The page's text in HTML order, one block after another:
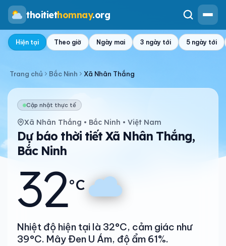
thoitiethomnay.org
Hiện tại Theo giờ Ngày mai 3 ngày tới 5 ngày tới
Trang chủ Bắc Ninh Xã Nhân Thắng
Cập nhật thực tế
Xã Nhân Thắng • Bắc Ninh • Việt Nam
Dự báo thời tiết Xã Nhân Thắng,
Bắc Ninh
32°C
Nhiệt độ hiện tại là 32°C, cảm giác như
39°C. Mây Đen U Ám, độ ẩm 61%.